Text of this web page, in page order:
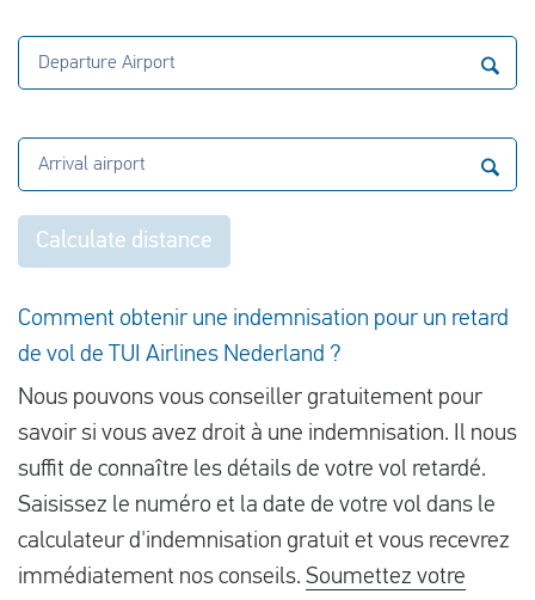
Departure Airport
Arrival airport
Calculate distance
Comment obtenir une indemnisation pour un retard
de vol de TUI Airlines Nederland ?
Nous pouvons vous conseiller gratuitement pour
savoir si vous avez droit à une indemnisation. Il nous
suffit de connaître les détails de votre vol retardé.
Saisissez le numéro et la date de votre vol dans le
calculateur d'indemnisation gratuit et vous recevrez
immédiatement nos conseils. Soumettez votre